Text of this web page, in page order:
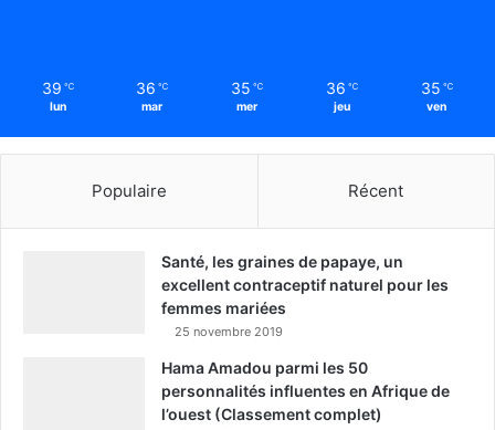
39 ℃
lun
36 ℃
mar
35 ℃
mer
36 ℃
jeu
35 ℃
ven
Populaire Récent
Santé, les graines de papaye, un
excellent contraceptif naturel pour les
femmes mariées
25 novembre 2019
Hama Amadou parmi les 50
personnalités influentes en Afrique de
l’ouest (Classement complet)